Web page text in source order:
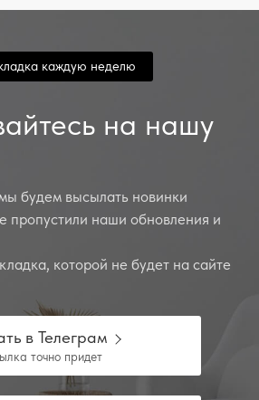
каждую неделю
на нашу
будем высылать новинки
пропустили наши обновления и
которой не будет на сайте
в Телеграм
точно придет